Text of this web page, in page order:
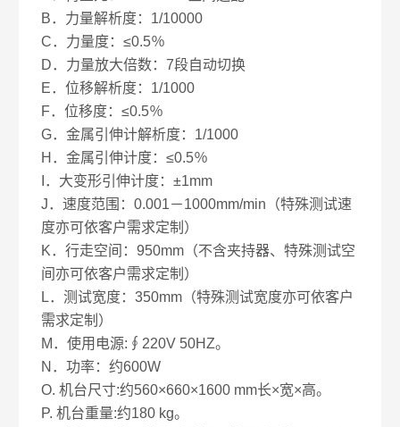
B．力量解析度：1/10000
C．力量度：≤0.5％
D．力量放大倍数：7段自动切换
E．位移解析度：1/1000
F．位移度：≤0.5％
G．金属引伸计解析度：1/1000
H．金属引伸计度：≤0.5％
I．大变形引伸计度：±1mm
J．速度范围：0.001－1000mm/min（特殊测试速
度亦可依客户需求定制）
K．行走空间：950mm（不含夹持器、特殊测试空
间亦可依客户需求定制）
L．测试宽度：350mm（特殊测试宽度亦可依客户
需求定制）
M．使用电源:∮220V 50HZ。
N．功率：约600W
O. 机台尺寸:约560×660×1600 mm长×宽×高。
P. 机台重量:约180 kg。